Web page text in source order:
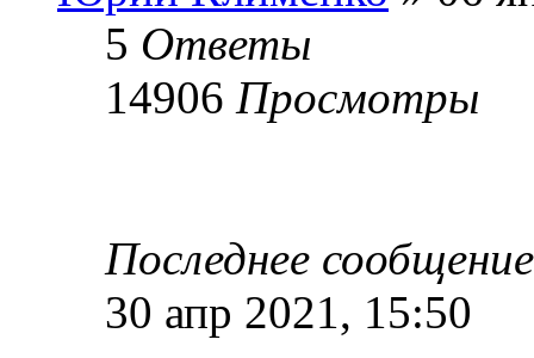
5 Ответы
14906 Просмотры
Последнее
30 апр 2021, 15:50